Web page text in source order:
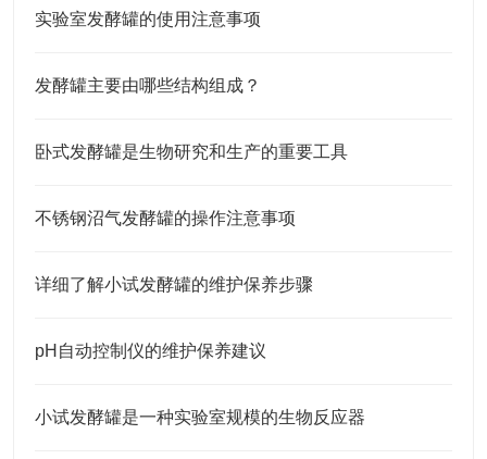
实验室发酵罐的使用注意事项
发酵罐主要由哪些结构组成？
卧式发酵罐是生物研究和生产的重要工具
不锈钢沼气发酵罐的操作注意事项
详细了解小试发酵罐的维护保养步骤
pH自动控制仪的维护保养建议
小试发酵罐是一种实验室规模的生物反应器